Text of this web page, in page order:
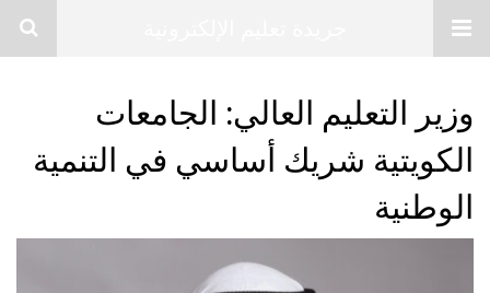
وزير التعليم العالي: الجامعات
الكويتية شريك أساسي في التنمية
الوطنية